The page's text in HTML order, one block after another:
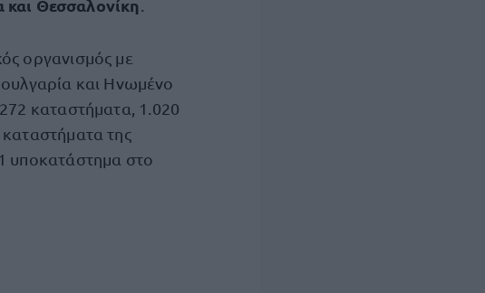
και Θεσσαλονίκη
οργανισμός με
και Ηνωμένο
καταστήματα, 1.020
της
υποκατάστημα στο